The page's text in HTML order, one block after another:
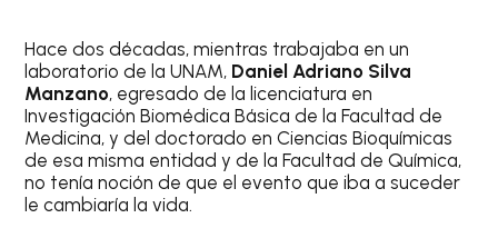
Hace dos décadas, mientras trabajaba en un
laboratorio de la UNAM, Daniel Adriano Silva
Manzano, egresado de la licenciatura en
Investigación Biomédica Básica de la Facultad de
Medicina, y del doctorado en Ciencias Bioquímicas
de esa misma entidad y de la Facultad de Química,
no tenía noción de que el evento que iba a suceder
le cambiaría la vida.